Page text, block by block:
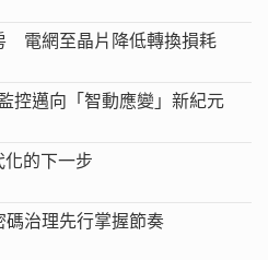
電網至晶片降低轉換損耗
控邁向「智動應變」新紀元
的下一步
治理先行掌握節奏